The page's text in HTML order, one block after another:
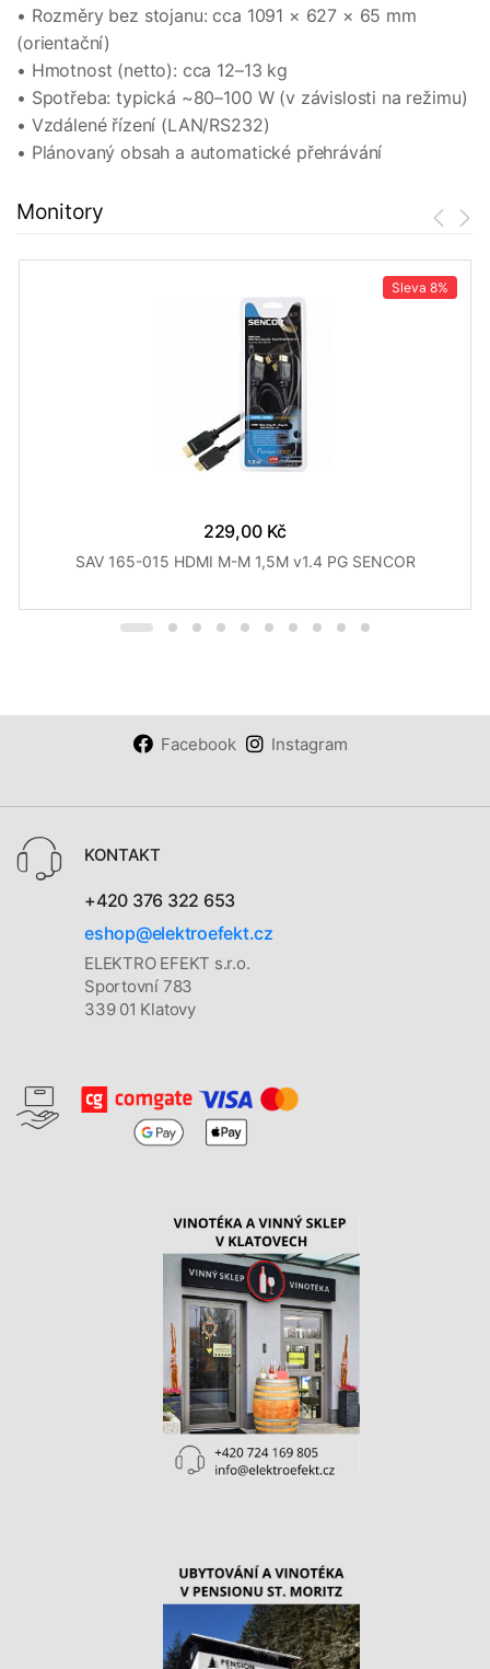
• Rozměry bez stojanu: cca 1091 × 627 × 65 mm
(orientační)
• Hmotnost (netto): cca 12–13 kg
• Spotřeba: typická ~80–100 W (v závislosti na režimu)
• Vzdálené řízení (LAN/RS232)
• Plánovaný obsah a automatické přehrávání
Monitory
Sleva 8%
229,00 Kč
SAV 165-015 HDMI M-M 1,5M v1.4 PG SENCOR
Facebook Instagram
KONTAKT
+420 376 322 653
eshop@elektroefekt.cz
ELEKTRO EFEKT s.r.o.
Sportovní 783
339 01 Klatovy